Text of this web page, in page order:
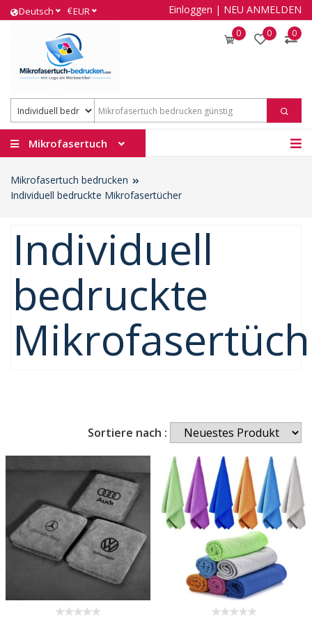
Deutsch €EUR Einloggen | NEU ANMELDEN
0 0 0
Mikrofasertuch
Mikrofasertuch bedrucken
Individuell bedruckte Mikrofasertücher
Individuell
bedruckte
Sortiere nach :